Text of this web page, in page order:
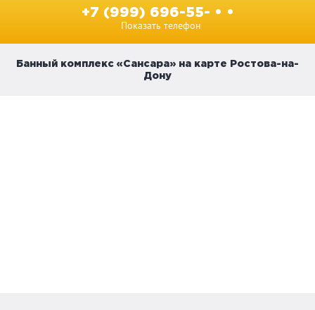
+7 (999) 696-55- • •
Показать телефон
Банный комплекс «Сансара» на карте Ростова-на-
Дону